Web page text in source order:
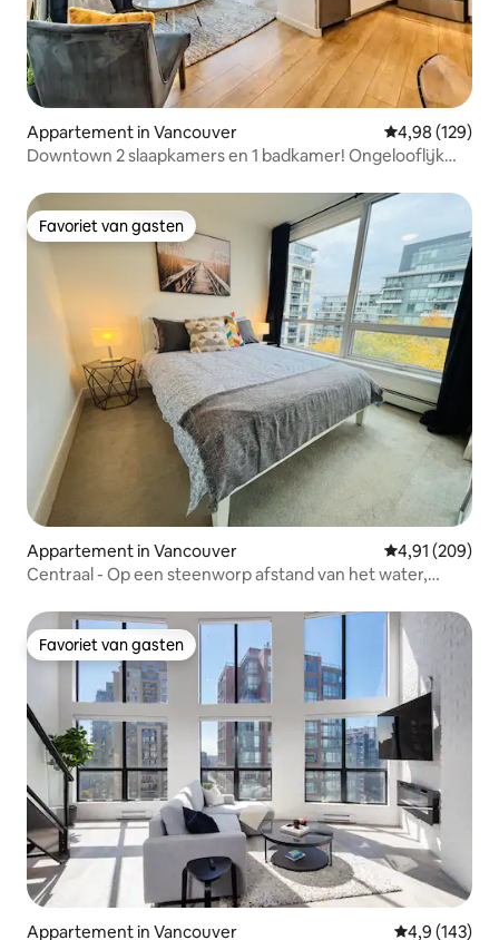
Appartement in Vancouver Gemiddelde
4,98 (129)
Downtown 2 slaapkamers en 1 badkamer! Ongelooflijk
Favoriet van gasten
Favoriet van gasten
Appartement in Vancouver Gemiddelde
4,91 (209)
Centraal - Op een steenworp afstand van het water,
Favoriet van gasten
Favoriet van gasten
Appartement in Vancouver Gemiddelde
4,9 (143)